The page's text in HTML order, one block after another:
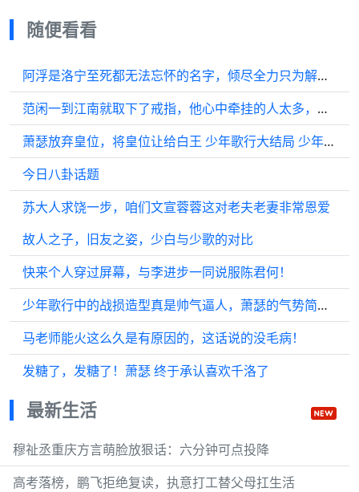
随便看看
阿浮是洛宁至死都无法忘怀的名字，倾尽全力只为解除阿浮的诅咒
范闲一到江南就取下了戒指，他心中牵挂的人太多，远不及婉儿对他的深情
萧瑟放弃皇位，将皇位让给白王 少年歌行大结局 少年歌行
今日八卦话题
苏大人求饶一步，咱们文宣蓉蓉这对老夫老妻非常恩爱
故人之子，旧友之姿，少白与少歌的对比
快来个人穿过屏幕，与李进步一同说服陈君何！
少年歌行中的战损造型真是帅气逼人，萧瑟的气势简直无敌！这气场太震撼了！
马老师能火这么久是有原因的，这话说的没毛病！
发糖了，发糖了！萧瑟 终于承认喜欢千洛了
最新生活
穆祉丞重庆方言萌脸放狠话：六分钟可点投降
高考落榜，鹏飞拒绝复读，执意打工替父母扛生活